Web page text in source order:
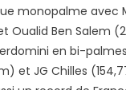
monopalme avec
Oualid Ben Salem
en bi-
et JG Chilles